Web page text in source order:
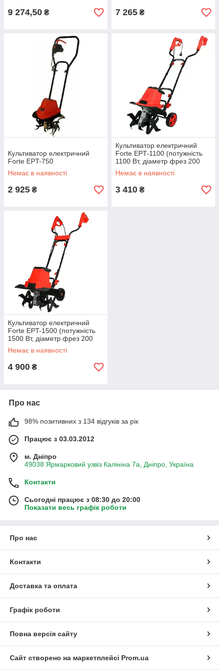
9 274,50 ₴ 7 265 ₴
Культиватор електричний
Forte EPT-750
Немає в наявності
2 925 ₴
Культиватор електричний
Forte EPT-1100 (потужність
1100 Вт, діаметр фрез 200
мм)
Немає в наявності
3 410 ₴
Культиватор електричний
Forte EPT-1500 (потужність
1500 Вт, діаметр фрез 200
мм)
Немає в наявності
4 900 ₴
Про нас
98% позитивних з 134 відгуків за рік
Працює з 03.03.2012
м. Дніпро
49038 Ярмарковий узвіз Калініна 7а, Дніпро, Україна
Контакти
Сьогодні працює з 08:30 до 20:00
Показати весь графік роботи
Про нас
Контакти
Доставка та оплата
Графік роботи
Повна версія сайту
Сайт створено на маркетплейсі Prom.ua